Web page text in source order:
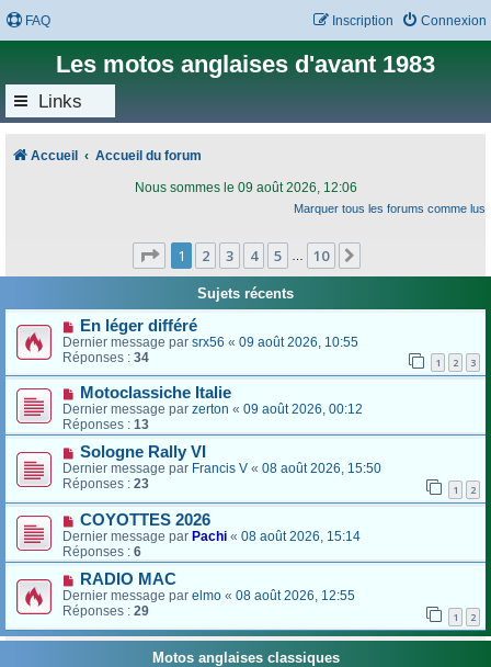
FAQ Connexion
Inscription
Les motos anglaises d'avant 1983
Links
Accueil Accueil du forum
Nous sommes le 09 août 2026, 12:06
Marquer tous les forums comme lus
Page 1sur
1 2 3 4 5 10
Sujets récents
En léger différé
Dernier message par srx56 « 09 août 2026, 10:55
Réponses : 34 1 2 3
Motoclassiche Italie
Dernier message par zerton « 09 août 2026, 00:12
Réponses : 13
Sologne Rally VI
Dernier message par Francis V « 08 août 2026, 15:50
Réponses : 23 1 2
COYOTTES 2026
Dernier message par Pachi « 08 août 2026, 15:14
Réponses : 6
RADIO MAC
Dernier message par elmo « 08 août 2026, 12:55
Réponses : 29 1 2
Motos anglaises classiques